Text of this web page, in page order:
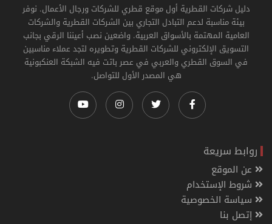
دليل شركات القطرية أول موقع قطري للشركات ورجال الأعمال. نوفر
بيئة مناسبة لدعم التبادل التجاري بين الشركات القطرية والشركات
العامية المهتمة بالأسواق العربية. واضعين نصب أعيننا الرقي بجانب
التسويق الإلكتروني للشركات القطرية وتطويره لتجد عملاء مناسبين
في السوق القطري والعربي في عصر باتت فيه الشبكة العنكبونية
هي المصدر الأول للتواصل.
روابط سريعة
عن الموقع
شروط الإستخدام
سياسة الخصوصية
إتصل بنا